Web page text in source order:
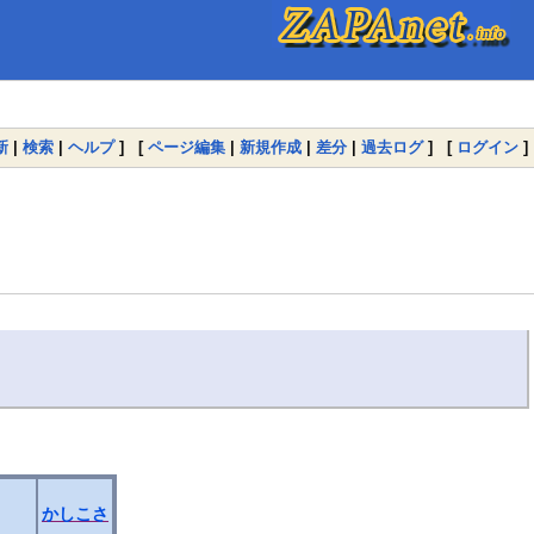
| 検索 | ヘルプ] [ ページ編集 | 新規作成 | 差分 | 過去ログ] [ ログイン ]
かしこさ